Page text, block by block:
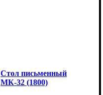
Cтол письменный
МК-32 (1800)